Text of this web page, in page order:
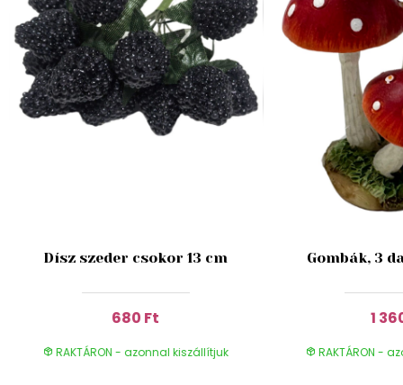
Dísz szeder csokor 13 cm
680 Ft
RAKTÁRON - azonnal kiszállítjuk
Gombák, 3
1
RAKTÁRON -